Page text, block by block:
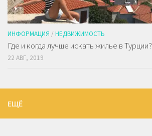
ИНФОРМАЦИЯ / НЕДВИЖИМОСТЬ
Где и когда лучше искать жилье в Турции?
22 АВГ, 2019
ЕЩЁ